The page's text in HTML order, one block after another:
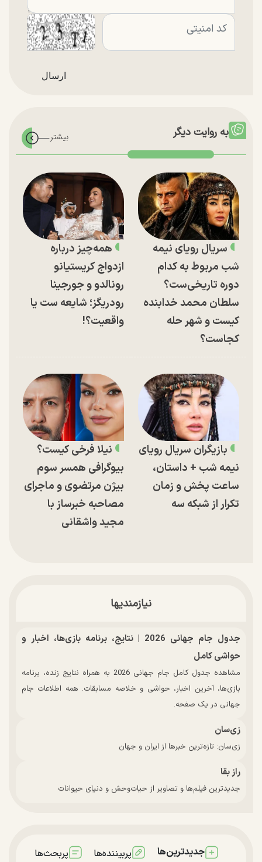
به روایت دیگر
سریال رویای نیمه
شب مربوط به کدام
دوره تاریخی‌ست؟
سلطان محمد خدابنده
کیست و شهر حله
کجاست؟
همه‌چیز درباره
ازدواج کریستیانو
رونالدو و جورجینا
رودریگز؛ شایعه ست یا
واقعیت؟!
بازیگران سریال رویای
نیمه شب + داستان،
ساعت پخش و زمان
تکرار از شبکه سه
نیلا فرخی کیست؟
بیوگرافی همسر سوم
بیژن مرتضوی و ماجرای
مصاحبه خبرساز با
مجید واشقانی
نیازمندیها
جدول جام جهانی 2026 | نتایج، برنامه بازی‌ها، اخبار و
حواشی کامل
مشاهده جدول کامل جام جهانی 2026 به همراه نتایج زنده، برنامه
بازی‌ها، آخرین اخبار، حواشی و خلاصه مسابقات. همه اطلاعات جام
جهانی در یک صفحه.
زی‌سان
زی‌سان: تازه‌ترین خبرها از ایران و جهان
راز بقا
جدیدترین فیلم‌ها و تصاویر از حیات‌وحش و دنیای حیوانات
جدیدترین‌ها پربیننده‌ها پربحث‌ها